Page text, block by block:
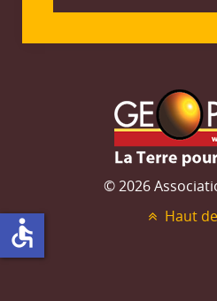
© 2026
Haut
accessible